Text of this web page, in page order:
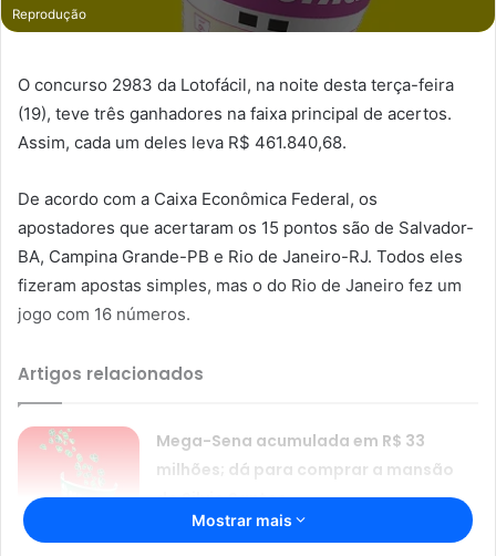
Reprodução
O concurso 2983 da Lotofácil, na noite desta terça-feira
(19), teve três ganhadores na faixa principal de acertos.
Assim, cada um deles leva R$ 461.840,68.
De acordo com a Caixa Econômica Federal, os
apostadores que acertaram os 15 pontos são de Salvador-
BA, Campina Grande-PB e Rio de Janeiro-RJ. Todos eles
fizeram apostas simples, mas o do Rio de Janeiro fez um
jogo com 16 números.
Artigos relacionados
Mega-Sena acumulada em R$ 33
milhões; dá para comprar a mansão
do Silvio Santos
22/08/2024
Mostrar mais